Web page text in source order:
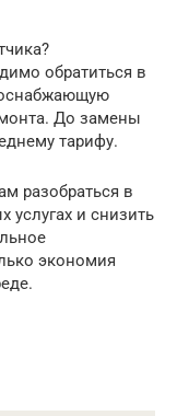
обратиться в
До замены
тарифу.
разобраться в
и снизить
экономия